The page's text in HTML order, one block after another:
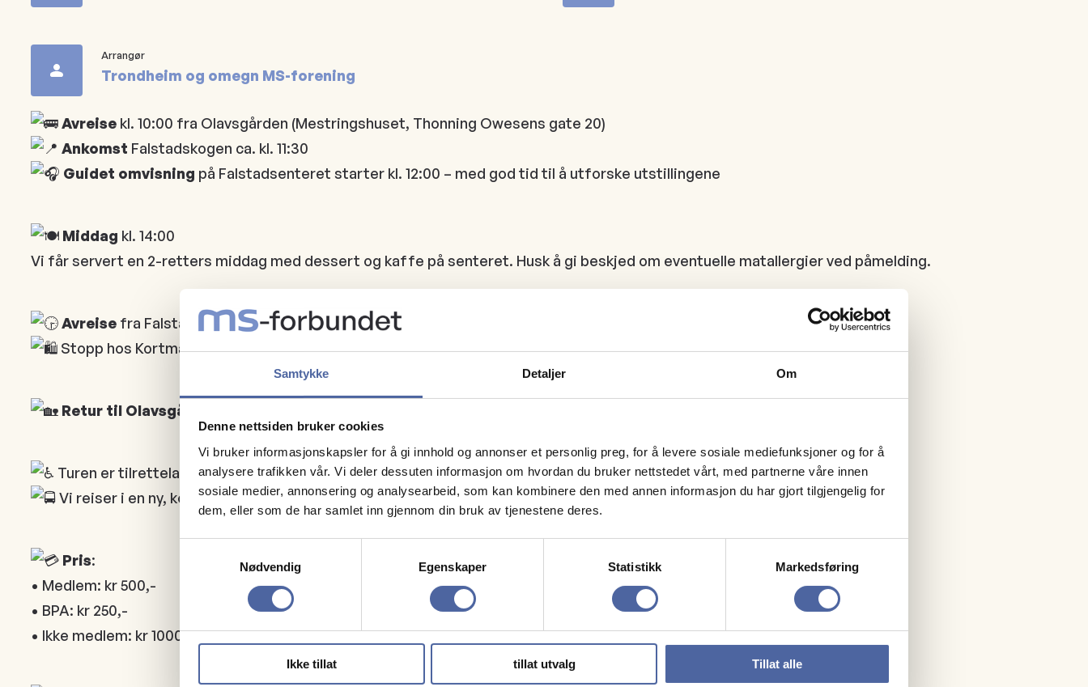
Samtykke Detaljer Om
Denne nettsiden bruker cookies
Vi bruker informasjonskapsler for å gi innhold og annonser et personlig preg, for å levere sosiale mediefunksjoner og for å
analysere trafikken vår. Vi deler dessuten informasjon om hvordan du bruker nettstedet vårt, med partnerne våre innen
sosiale medier, annonsering og analysearbeid, som kan kombinere den med annen informasjon du har gjort tilgjengelig for
dem, eller som de har samlet inn gjennom din bruk av tjenestene deres.
Nødvendig
Egenskaper Statistikk Markedsføring
Ikke tillat tillat utvalg Tillat alle
Arrangør
Trondheim og omegn MS-forening
Avreisekl. 10:00 fra Olavsgården (Mestringshuset, Thonning Owesens gate 20)
Ankomst Falstadskogen ca. kl. 11:30
Guidet omvisning på Falstadsenteret starter kl. 12:00 – med god tid til å utforske utstillingene
Middag kl. 14:00
Vi får servert en 2-retters middag med dessert og kaffe på senteret. Husk å gi beskjed om eventuelle matallergier ved påmelding.
Avreisefra Falstad kl. 15:30
Stopp hos Kortmann Lysfabrikk i Vuddudalen – mulighet for å handle eller bare titte
Retur til Olavsgården
Turen er tilrettelagt for deg med rullator eller rullestol
Vi reiser i en ny, komfortabel turbuss fra Arctic Buss
Pris:
• Medlem: kr 500,-
• BPA: kr 250,-
• Ikke medlem: kr 1000,-